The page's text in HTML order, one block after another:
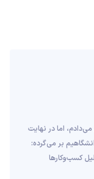
اما در نهایت
بر می‌گرده:
کسب‌وکارها